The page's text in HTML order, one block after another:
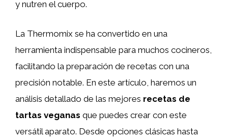
y nutren el cuerpo.
La Thermomix se ha convertido en una
herramienta indispensable para muchos cocineros,
facilitando la preparación de recetas con una
precisión notable. En este artículo, haremos un
análisis detallado de las mejores recetas de
tartas veganas que puedes crear con este
versátil aparato. Desde opciones clásicas hasta